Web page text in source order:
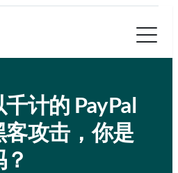
计的 PayPal
攻击，你是